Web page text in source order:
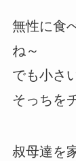
無性に食
ね～
でも小さ
そっちを
叔母達を